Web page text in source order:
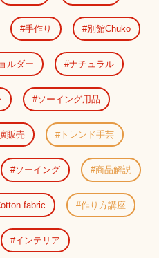
手作り 別館Chuko
ルダー ナチュラル
ソーイング用品
販売 トレンド手芸
ソーイング 商品解説
fabric 作り方講座
インテリア